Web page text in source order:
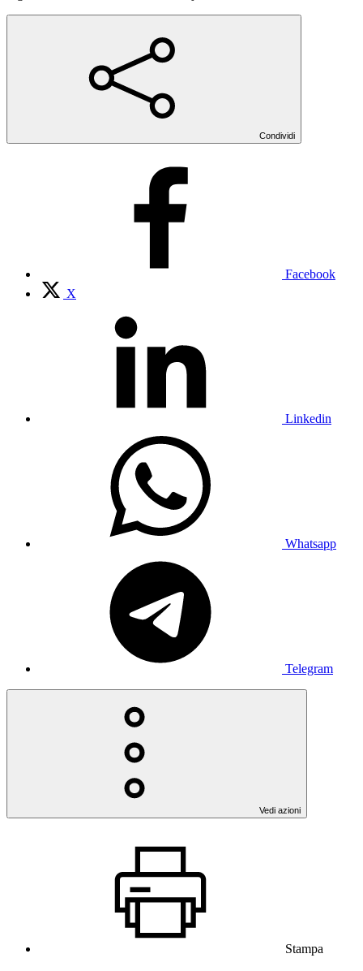
Condividi
Facebook
X
Linkedin
Whatsapp
Telegram
Vedi azioni
Stampa